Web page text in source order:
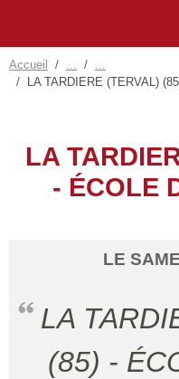
Accueil
LA TARDIERE (TERVAL)
LA
- ÉCOLE
LE
LA TARDIERE (TERVAL)
(85) -